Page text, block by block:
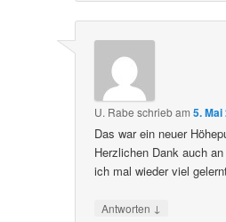
U. Rabe schriebam5.
Das war ein neuer
Herzlichen Dank auch
ich mal wieder viel
Antworten ↓